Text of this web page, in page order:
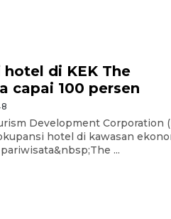
hotel di KEK The
capai 100 persen
Development Corporation
hotel di kawasan
...